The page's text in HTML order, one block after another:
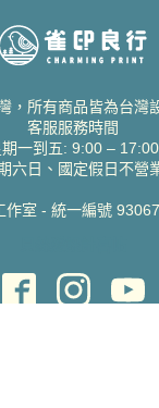
，所有商品皆為台灣
客服服務時間
期一到五: 9:00 – 17:00
六日、國定假日不營
作室 - 統一編號